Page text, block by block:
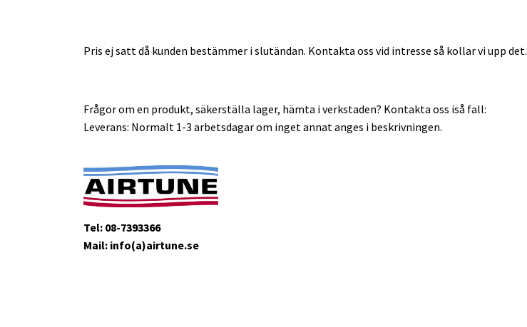
Pris ej satt då kunden bestämmer i slutändan. Kontakta oss vid intresse så kollar vi upp det.
Frågor om en produkt, säkerställa lager, hämta i verkstaden? Kontakta oss iså fall:
Leverans: Normalt 1-3 arbetsdagar om inget annat anges i beskrivningen.
Tel: 08-7393366
Mail: info(a)airtune.se